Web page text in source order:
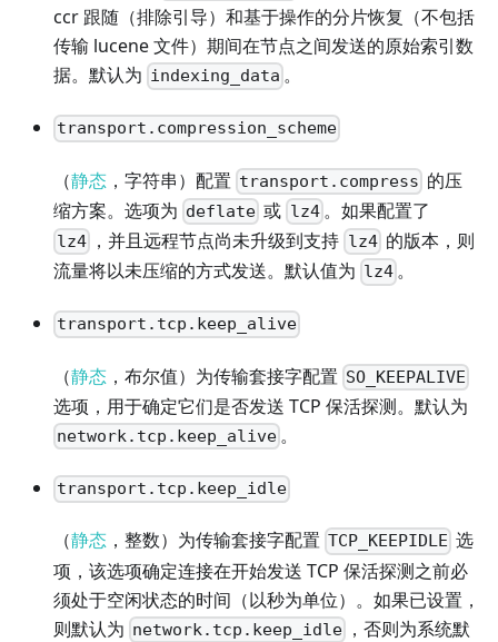
ccr 跟随（排除引导）和基于操作的分片恢复（不包括
传输 lucene 文件）期间在节点之间发送的原始索引数
据。默认为 indexing_data 。
transport.compression_scheme
（静态 ，字符串）配置 transport.compress 的压
缩方案。选项为 deflate 或 lz4。如果配置了
lz4 ，并且远程节点尚未升级到支持 lz4的版本，则
流量将以未压缩的方式发送。默认值为 lz4 。
transport.tcp.keep_alive
（静态 ，布尔值）为传输套接字配置 SO_KEEPALIVE
选项，用于确定它们是否发送 TCP 保活探测。默认为
network.tcp.keep_alive 。
transport.tcp.keep_idle
（静态 ，整数）为传输套接字配置 TCP_KEEPIDLE 选
项，该选项确定连接在开始发送 TCP 保活探测之前必
须处于空闲状态的时间（以秒为单位）。如果已设置，
则默认为 network.tcp.keep_idle ，否则为系统默